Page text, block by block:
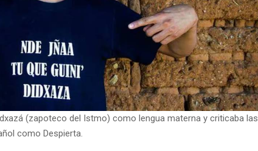
(zapoteco del Istmo) como lengua materna y criticaba las
como Despierta.